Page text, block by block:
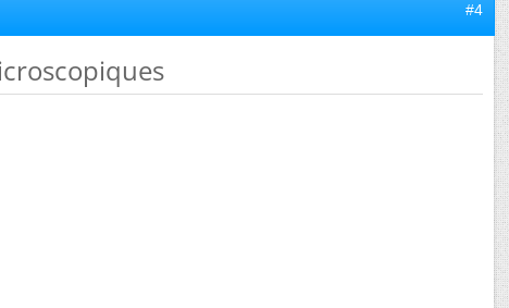
#4